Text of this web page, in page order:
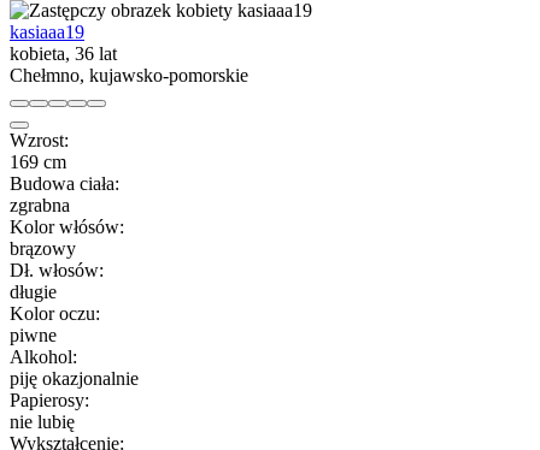
kasiaaa19
kobieta, 36 lat
Chełmno, kujawsko-pomorskie
Wzrost:
169 cm
Budowa ciała:
zgrabna
Kolor włósów:
brązowy
Dł. włosów:
długie
Kolor oczu:
piwne
Alkohol:
piję okazjonalnie
Papierosy:
nie lubię
Wykształcenie: